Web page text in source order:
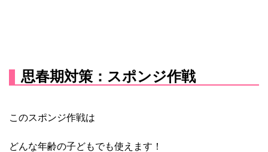
思春期対策：スポンジ作戦
このスポンジ作戦は
どんな年齢の子どもでも使えます！